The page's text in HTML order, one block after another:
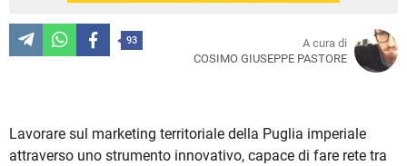
93
A cura di
COSIMO GIUSEPPE PASTORE
Lavorare sul marketing territoriale della Puglia imperiale
attraverso uno strumento innovativo, capace di fare rete tra